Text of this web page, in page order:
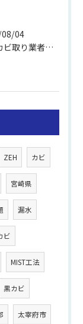
04
福岡のカビ取り業者おすすめの選び方と費用
ZEH カビ
宮崎県
漏水
ビ
MIST工法
黒カビ
太宰府市